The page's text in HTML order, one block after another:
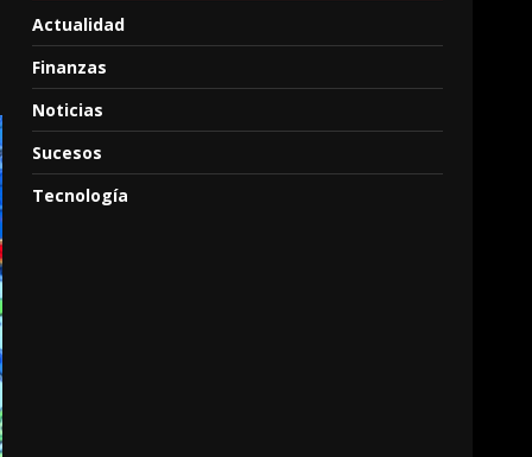
Actualidad
Finanzas
Noticias
Sucesos
Tecnología